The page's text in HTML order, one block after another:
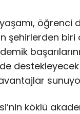
şehirlerden
köklü